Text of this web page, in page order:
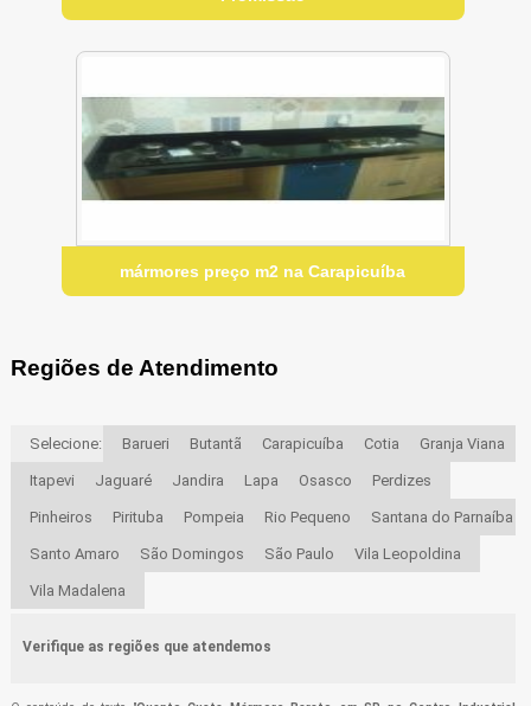
mármores preço m2 na Carapicuíba
Regiões de Atendimento
Selecione: Barueri Butantã Carapicuíba Cotia Granja Viana
Itapevi Jaguaré Jandira Lapa Osasco Perdizes
Pinheiros Pirituba Pompeia Rio Pequeno Santana do Parnaíba
Santo Amaro São Domingos São Paulo Vila Leopoldina
Vila Madalena
Verifique as regiões que atendemos